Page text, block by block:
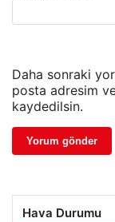
Daha sonraki
posta adresim
kaydedilsin.
Hava Durumu